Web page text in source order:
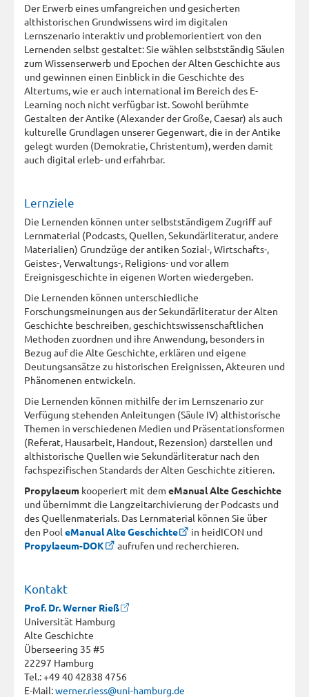
Der Erwerb eines umfangreichen und gesicherten
althistorischen Grundwissens wird im digitalen
Lernszenario interaktiv und problemorientiert von den
Lernenden selbst gestaltet: Sie wählen selbstständig Säulen
zum Wissenserwerb und Epochen der Alten Geschichte aus
und gewinnen einen Einblick in die Geschichte des
Altertums, wie er auch international im Bereich des E-
Learning noch nicht verfügbar ist. Sowohl berühmte
Gestalten der Antike (Alexander der Große, Caesar) als auch
kulturelle Grundlagen unserer Gegenwart, die in der Antike
gelegt wurden (Demokratie, Christentum), werden damit
auch digital erleb- und erfahrbar.
Lernziele
Die Lernenden können unter selbstständigem Zugriff auf
Lernmaterial (Podcasts, Quellen, Sekundärliteratur, andere
Materialien) Grundzüge der antiken Sozial-, Wirtschafts-,
Geistes-, Verwaltungs-, Religions- und vor allem
Ereignisgeschichte in eigenen Worten wiedergeben.
Die Lernenden können unterschiedliche
Forschungsmeinungen aus der Sekundärliteratur der Alten
Geschichte beschreiben, geschichtswissenschaftlichen
Methoden zuordnen und ihre Anwendung, besonders in
Bezug auf die Alte Geschichte, erklären und eigene
Deutungsansätze zu historischen Ereignissen, Akteuren und
Phänomenen entwickeln.
Die Lernenden können mithilfe der im Lernszenario zur
Verfügung stehenden Anleitungen (Säule IV) althistorische
Themen in verschiedenen Medien und Präsentationsformen
(Referat, Hausarbeit, Handout, Rezension) darstellen und
althistorische Quellen wie Sekundärliteratur nach den
fachspezifischen Standards der Alten Geschichte zitieren.
Propylaeum kooperiert mit dem eManual Alte Geschichte
und übernimmt die Langzeitarchivierung der Podcasts und
des Quellenmaterials. Das Lernmaterial können Sie über
den Pool eManual Alte Geschichte
in heidICON und
Propylaeum-DOK
aufrufen und recherchieren.
Kontakt
Prof. Dr. Werner Rieß
Universität Hamburg
Alte Geschichte
Überseering 35 #5
22297 Hamburg
Tel.: +49 40 42838 4756
E-Mail:werner.riess@uni-hamburg.de